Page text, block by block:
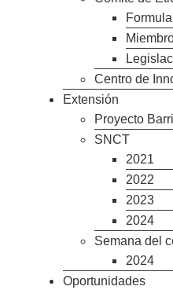
Centro de
Extensión
Proyecto
SNCT
2021
2022
2023
2024
Semana del
2024
Oportunidades